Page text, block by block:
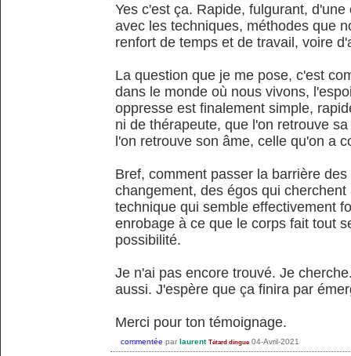
Yes c'est ça. Rapide, fulgurant,
avec les techniques, méthodes que
renfort de temps et de travail, voire
La question que je me pose, c'est
dans le monde où nous vivons,
oppresse est finalement simple,
ni de thérapeute, que l'on retrouve
l'on retrouve son âme, celle qu'on a
Bref, comment passer la barrière
changement, des égos qui
technique qui semble effectivement
enrobage à ce que le corps fait tout
possibilité.
Je n'ai pas encore trouvé. Je
aussi. J'espère que ça finira par
Merci pour ton témoignage.
commentée par laurent Tétard dingue 04-Avril-2021